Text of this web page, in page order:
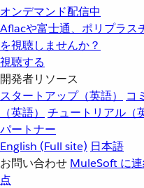
オンデマンド配信中
Aflacや富士通、ポリプラス
を視聴しませんか？
視聴する
開発者リソース
スタートアップ（英語）
コ
（英語）
チュートリアル（
パートナー
English (Full site) 日本語
お問い合わせ MuleSoft に
点